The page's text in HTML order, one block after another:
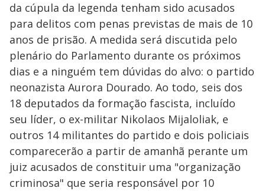
da cúpula da legenda tenham sido acusados
para delitos com penas previstas de mais de 10
anos de prisão. A medida será discutida pelo
plenário do Parlamento durante os próximos
dias e a ninguém tem dúvidas do alvo: o partido
neonazista Aurora Dourado. Ao todo, seis dos
18 deputados da formação fascista, incluído
seu líder, o ex-militar Nikolaos Mijaloliak, e
outros 14 militantes do partido e dois policiais
comparecerão a partir de amanhã perante um
juiz acusados de constituir uma "organização
criminosa" que seria responsável por 10